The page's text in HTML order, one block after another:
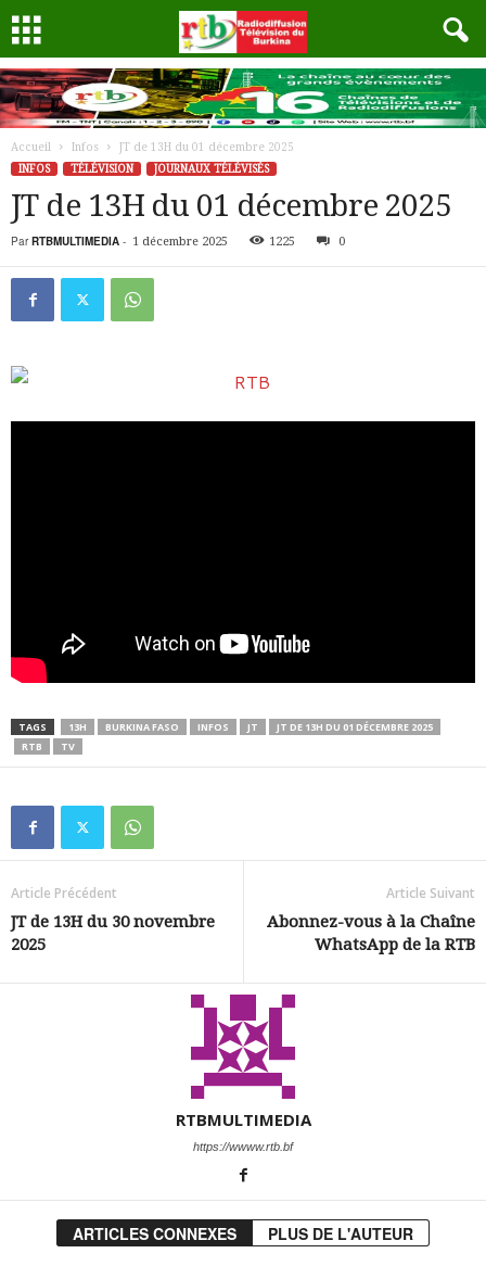
Accueil Infos
JT de 13H du 01 décembre 2025
INFOS
TÉLÉVISION JOURNAUX TÉLÉVISÉS
JT de 13H du 01 décembre 2025
Par RTBMULTIMEDIA - 1 décembre 2025 1225 0
TAGS 13H BURKINA FASO INFOS JT
JT DE 13H DU 01 DÉCEMBRE 2025
RTB
TV
Article Précédent
JT de 13H du 30 novembre
2025
Article Suivant
Abonnez-vous à la Chaîne
WhatsApp de la RTB
RTBMULTIMEDIA
https://wwww.rtb.bf
ARTICLES CONNEXES PLUS DE L'AUTEUR